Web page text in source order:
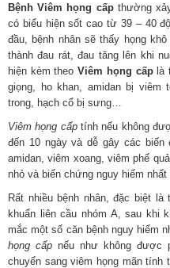
Bệnh Viêm họng cấpthường
có biểu hiện sốt cao từ 39 – 40
đầu, bệnh nhân sẽ thấy họng
thành đau rát, đau tăng lên khi
hiện kèm theoViêm họng cấplà
giọng, ho khan, amidan bị viêm
trong, hạch cổ bị sưng…
Viêm họng cấptính nếu không
đến 10 ngày và dễ gây các
amidan, viêm xoang, viêm phế
nhỏ và biến chứng nguy hiểm
Rất nhiều bệnh nhân, đặc biệt là
khuẩn liên cầu nhóm A, sau khi
mắc một số căn bệnh nguy hiểm
họng cấp nếu như không được
chuyển sang viêm họng mãn